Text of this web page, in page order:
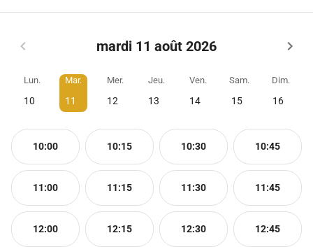
mardi 11 août 2026
Lun.
10
Mar.
11
Mer.
12
Jeu.
13
Ven.
14
Sam.
15
Dim.
16
10:00 10:15 10:30 10:45
11:00 11:15 11:30 11:45
12:00 12:15 12:30 12:45